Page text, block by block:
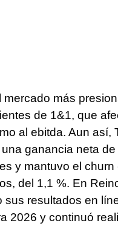
mercado más
de 1&1, que
al ebitda. Aun así,
ganancia neta
y mantuvo el churn
del 1,1 %. En
sus resultados en
2026 y continuó